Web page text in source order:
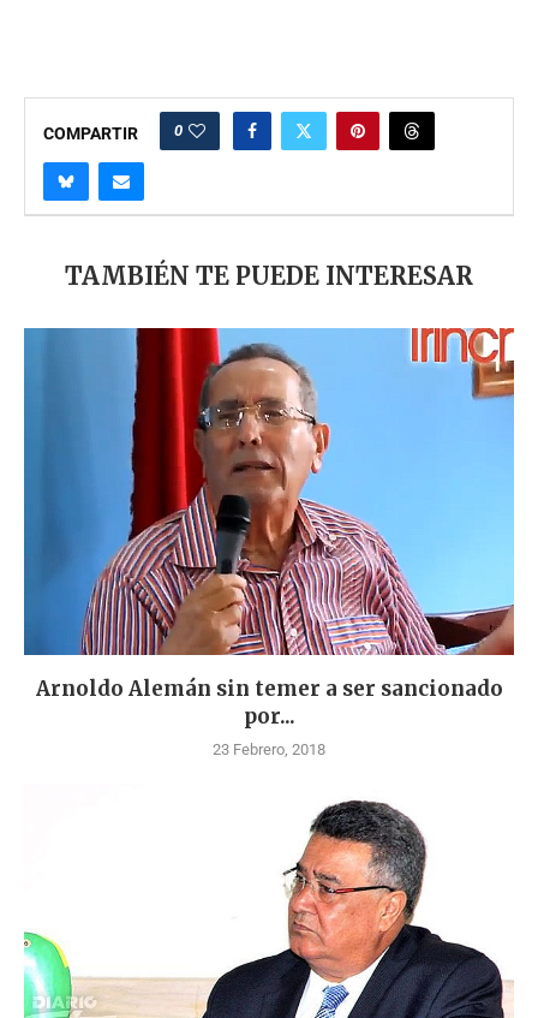
COMPARTIR 0
TAMBIÉN TE PUEDE INTERESAR
Arnoldo Alemán sin temer a ser sancionado
por...
23 Febrero, 2018